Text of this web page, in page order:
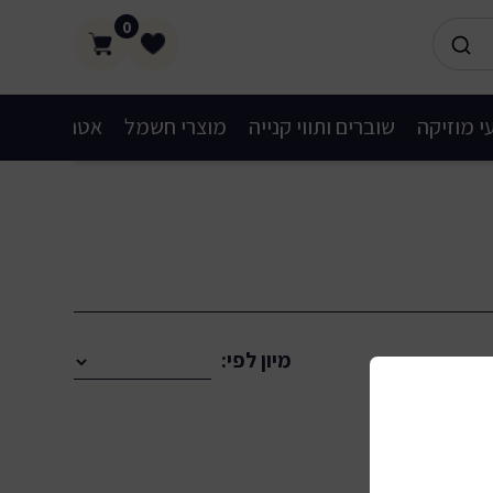
0
מוזיקה אטרקציות שוברים ותווי קנייה מוצרי חשמל
מיון לפי: